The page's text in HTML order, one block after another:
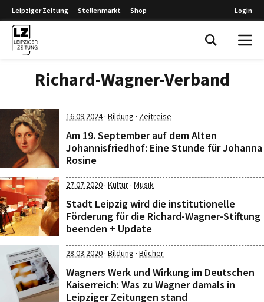
Leipziger Zeitung Stellenmarkt Shop Login
Richard-Wagner-Verband
16.09.2024· Bildung · Zeitreise
Am 19. September auf dem Alten
Johannisfriedhof: Eine Stunde für Johanna
Rosine
27.07.2020· Kultur· Musik
Stadt Leipzig wird die institutionelle
Förderung für die Richard-Wagner-Stiftung
beenden + Update
28.03.2020· Bildung · Bücher
Wagners Werk und Wirkung im Deutschen
Kaiserreich: Was zu Wagner damals in
Leipziger Zeitungen stand